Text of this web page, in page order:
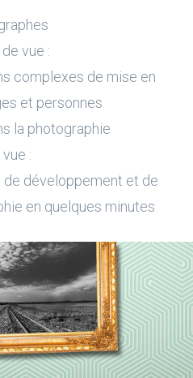
vue :
complexes de mise en
et personnes
la photographie
:
développement et de
en quelques minutes